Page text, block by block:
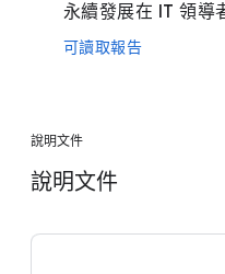
永續發展在 IT 領導
可讀取報告
說明文件
說明文件